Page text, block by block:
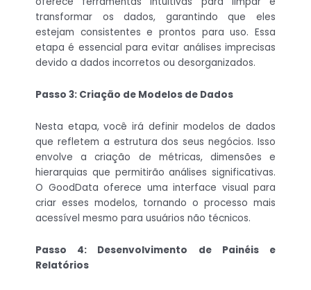
transformar os dados, garantindo que eles
estejam consistentes e prontos para uso. Essa
etapa é essencial para evitar análises imprecisas
devido a dados incorretos ou desorganizados.
Passo 3: Criação de Modelos de Dados
Nesta etapa, você irá definir modelos de dados
que refletem a estrutura dos seus negócios. Isso
envolve a criação de métricas, dimensões e
hierarquias que permitirão análises significativas.
O GoodData oferece uma interface visual para
criar esses modelos, tornando o processo mais
acessível mesmo para usuários não técnicos.
Passo 4: Desenvolvimento de Painéis e
Relatórios